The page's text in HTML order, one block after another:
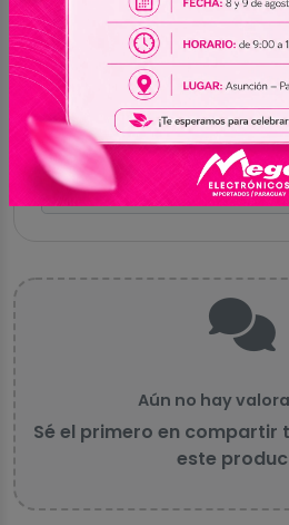
5
1
Aún no hay
Sé el primero en compartir
este